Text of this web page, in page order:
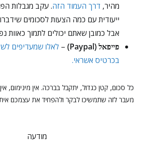
מהיר, דרך העמוד הזה. עקב מגבלות
ייעודית עם כמה הצעות לסכומים
אבל כמובן שאתם יכולים לתמוך כאוות
פייפאל (Paypal)
– לאלו שמעדיפים
בכרטיס אשראי.
כל סכום, קטן כגדול, יתקבל בברכה. אין מינימום,
מעבר לזה שתמשיכו לבקר ולהפחיד את עצמכם
מודעה